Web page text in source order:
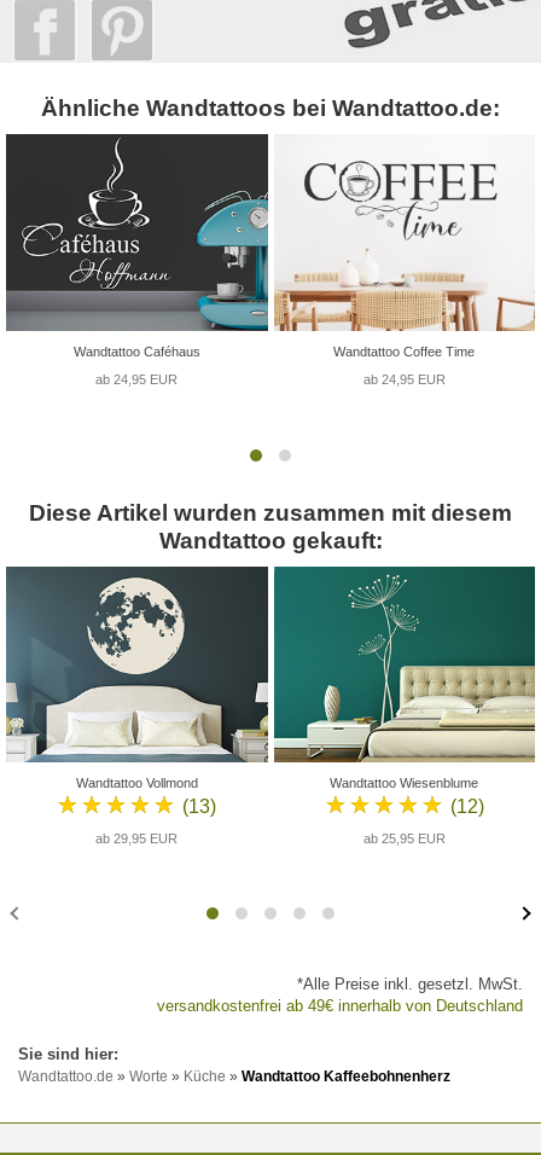
Ähnliche Wandtattoos bei Wandtattoo.de:
Wandtattoo Caféhaus
ab 24,95 EUR
Wandtattoo Coffee Time
ab 24,95 EUR
Diese Artikel wurden zusammen mit diesem
Wandtattoo gekauft:
Wandtattoo Vollmond
★★★★★ (13)
ab 29,95 EUR
Wandtattoo Wiesenblume
★★★★★ (12)
ab 25,95 EUR
*Alle Preise inkl. gesetzl. MwSt.
versandkostenfrei ab 49€ innerhalb von Deutschland
Wandtattoo.de » Worte » Küche » Wandtattoo Kaffeebohnenherz